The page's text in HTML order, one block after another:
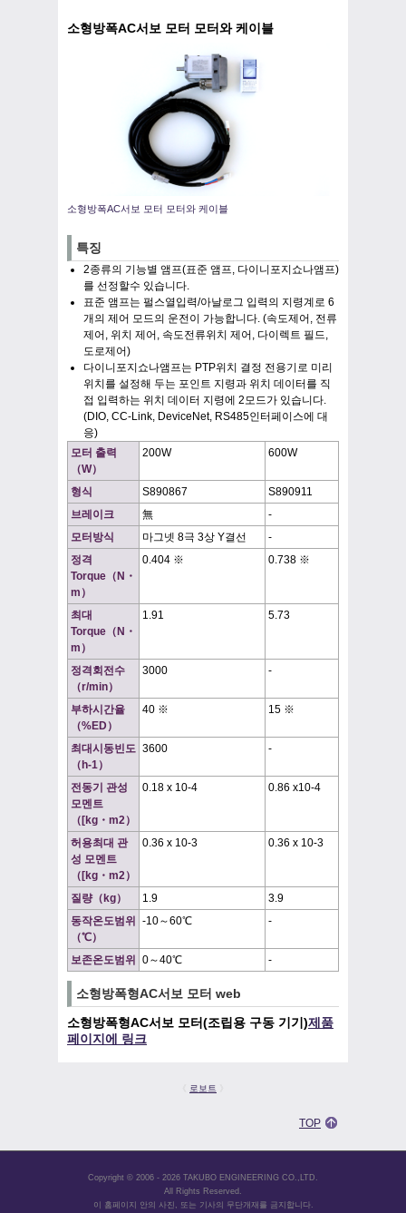
소형방폭AC서보 모터 모터와 케이블
소형방폭AC서보 모터 모터와 케이블
특징
2종류의 기능별 앰프(표준 앰프, 다이니포지쇼나앰프)
를 선정할수 있습니다.
표준 앰프는 펄스열입력/아날로그 입력의 지령계로 6
개의 제어 모드의 운전이 가능합니다. (속도제어, 전류
제어, 위치 제어, 속도전류위치 제어, 다이렉트 필드,
도로제어)
다이니포지쇼나앰프는 PTP위치 결정 전용기로 미리
위치를 설정해 두는 포인트 지령과 위치 데이터를 직
접 입력하는 위치 데이터 지령에 2모드가 있습니다.
(DIO, CC-Link, DeviceNet, RS485인터페이스에 대
응)
모터 출력
（W）
200W 600W
형식 S890867
S890911
브레이크
無
-
모터방식
마그넷 8극 3상 Y결선
-
정격
Torque（N・
m）
0.404 ※ 0.738 ※
최대
Torque（N・
m）
1.91 5.73
정격회전수
（r/min）
3000 -
부하시간율
（%ED）
40 ※ 15 ※
최대시동빈도
（h-1）
3600 -
전동기 관성
모멘트
（[kg・m2）
0.18 x 10-4 0.86 x10-4
허용최대 관
성 모멘트
（[kg・m2）
0.36 x 10-3 0.36 x 10-3
질량（kg） 1.9
3.9
동작온도범위
（℃）
-10～60℃ -
보존온도범위 0～40℃ -
소형방폭형AC서보 모터 web
소형방폭형AC서보 모터(조립용 구동 기기)제품
페이지에 링크
로보트
TOP
Copyright © 2006 - 2026 TAKUBO ENGINEERING CO.,LTD.
All Rights Reserved.
이 홈페이지 안의 사진, 또는 기사의 무단개재를 금지합니다.